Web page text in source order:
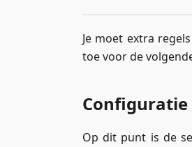
Je moet extra
toe voor de
Configuratie
Op dit punt is de